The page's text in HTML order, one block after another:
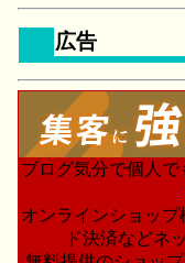
広告
ブログ気分で個人
オンラインショッ
ド決済などネ